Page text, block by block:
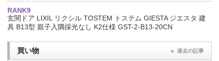
RANK9
玄関ドア LIXIL リクシル TOSTEM トステム GIESTA ジエスタ 建
具 B13型 親子入隅採光なし K2仕様 GST-2-B13-20CN
買い物 過去の記事